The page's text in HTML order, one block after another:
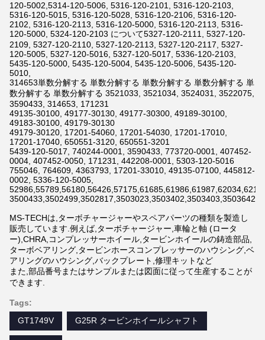
120-5002,5314-120-5006, 5316-120-2101, 5316-120-2103,
5316-120-5015, 5316-120-5028, 5316-120-2106, 5316-120-
2102, 5316-120-2113, 5316-120-5000, 5316-120-2113, 5316-
120-5000, 5324-120-2103 について5327-120-2111, 5327-120-
2109, 5327-120-2110, 5327-120-2113, 5327-120-2117, 5327-
120-5005, 5327-120-5016, 5327-120-5017, 5336-120-2103,
5435-120-5000, 5435-120-5004, 5435-120-5006, 5435-120-
5010,
314653単数分解する 単数分解する 単数分解する 単数分解する 単
数分解する 単数分解する 3521033, 3521034, 3524031, 3522075,
3590433, 314653, 171231
49135-30100, 49177-30130, 49177-30300, 49189-30100,
49183-30100, 49179-30130
49179-30120, 17201-54060, 17201-54030, 17201-17010,
17201-17040, 650551-3120, 650551-3201
5439-120-5017, 740244-0001, 3590433, 773720-0001, 407452-
0004, 407452-0050, 171231, 442208-0001, 5303-120-5016
755046, 764609, 4363793, 17201-33010, 49135-07100, 445812-
0002, 5336-120-5005,
MS-TECHは,ターボチャージャーやスペアパーツの種類を製造し
販売しています.例えば,ターボチャージャー,車輪と軸 (ロータ
ー),CHRA,コンプレッサーホイール,タービンホイールの鋳造部品,
ターボベアリング,タービンホースコンプレッサーのハウシング,ベ
アリングのハウシング,バックプレート,修理キットなど
また,部品番号またはサンプルまたは図面に従って生産することが
できます.
Tags:
GT1749V
G25R タービンホイールシャフト